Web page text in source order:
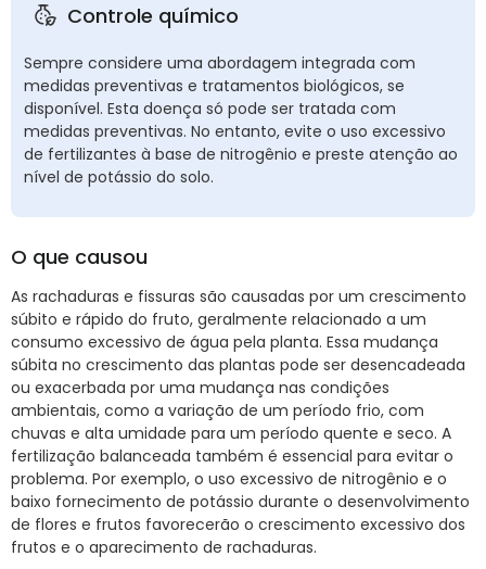
Controle químico
Sempre considere uma abordagem integrada com
medidas preventivas e tratamentos biológicos, se
disponível. Esta doença só pode ser tratada com
medidas preventivas. No entanto, evite o uso excessivo
de fertilizantes à base de nitrogênio e preste atenção ao
nível de potássio do solo.
O que causou
As rachaduras e fissuras são causadas por um crescimento
súbito e rápido do fruto, geralmente relacionado a um
consumo excessivo de água pela planta. Essa mudança
súbita no crescimento das plantas pode ser desencadeada
ou exacerbada por uma mudança nas condições
ambientais, como a variação de um período frio, com
chuvas e alta umidade para um período quente e seco. A
fertilização balanceada também é essencial para evitar o
problema. Por exemplo, o uso excessivo de nitrogênio e o
baixo fornecimento de potássio durante o desenvolvimento
de flores e frutos favorecerão o crescimento excessivo dos
frutos e o aparecimento de rachaduras.